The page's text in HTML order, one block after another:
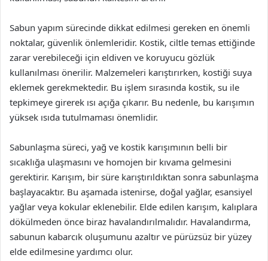
Sabun yapım sürecinde dikkat edilmesi gereken en önemli
noktalar, güvenlik önlemleridir. Kostik, ciltle temas ettiğinde
zarar verebileceği için eldiven ve koruyucu gözlük
kullanılması önerilir. Malzemeleri karıştırırken, kostiği suya
eklemek gerekmektedir. Bu işlem sırasında kostik, su ile
tepkimeye girerek ısı açığa çıkarır. Bu nedenle, bu karışımın
yüksek ısıda tutulmaması önemlidir.
Sabunlaşma süreci, yağ ve kostik karışımının belli bir
sıcaklığa ulaşmasını ve homojen bir kıvama gelmesini
gerektirir. Karışım, bir süre karıştırıldıktan sonra sabunlaşma
başlayacaktır. Bu aşamada istenirse, doğal yağlar, esansiyel
yağlar veya kokular eklenebilir. Elde edilen karışım, kalıplara
dökülmeden önce biraz havalandırılmalıdır. Havalandırma,
sabunun kabarcık oluşumunu azaltır ve pürüzsüz bir yüzey
elde edilmesine yardımcı olur.